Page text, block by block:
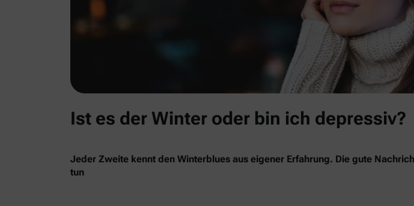
Ist es der Winter oder bin ich depressiv?
Jeder Zweite kennt den Winterblues aus eigener Erfahrung. Die gute
tun